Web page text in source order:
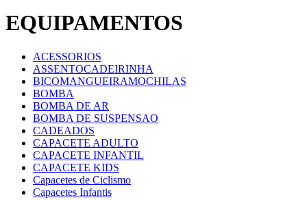
EQUIPAMENTOS
ACESSORIOS
ASSENTOCADEIRINHA
BICOMANGUEIRAMOCHILAS
BOMBA
BOMBA DE AR
BOMBA DE SUSPENSAO
CADEADOS
CAPACETE ADULTO
CAPACETE INFANTIL
CAPACETE KIDS
Capacetes de Ciclismo
Capacetes Infantis